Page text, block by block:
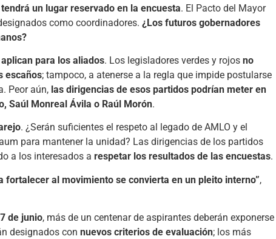
un lugar reservado en la encuesta. El Pacto del Mayor
como coordinadores. ¿Los futuros gobernadores
para los aliados. Los legisladores verdes y rojos no
escaños; tampoco, a atenerse a la regla que impide postularse
Peor aún, las dirigencias de esos partidos podrían meter en
Saúl Monreal Ávila o Raúl Morón.
. ¿Serán suficientes el respeto al legado de AMLO y el
para mantener la unidad? Las dirigencias de los partidos
a los interesados a respetar los resultados de las encuestas.
fortalecer al movimiento se convierta en un pleito interno”,
de junio, más de un centenar de aspirantes deberán exponerse
designados con nuevos criterios de evaluación; los más